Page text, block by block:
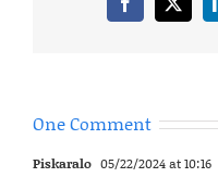
Facebook
X
One Comment
Piskaralo 05/22/2024 at 10:16